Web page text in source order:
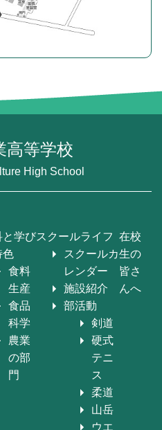
高等学校
High School
と学び
色
食料
生産
食品
科学
農業
の部
門
スクールライフ
スクールカ
レンダー
施設紹介
部活動
剣道
硬式
テニ
ス
柔道
山岳
ウエ
在校
生の
皆さ
んへ